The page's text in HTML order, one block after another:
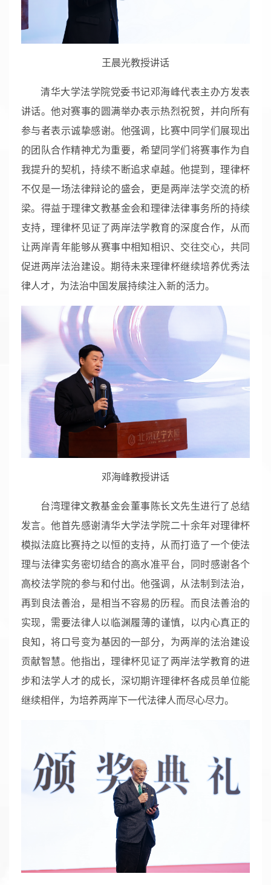
王晨光教授讲话
清华大学法学院党委书记邓海峰代表主办方发表
讲话。他对赛事的圆满举办表示热烈祝贺，并向所有
参与者表示诚挚感谢。他强调，比赛中同学们展现出
的团队合作精神尤为重要，希望同学们将赛事作为自
我提升的契机，持续不断追求卓越。他提到，理律杯
不仅是一场法律辩论的盛会，更是两岸法学交流的桥
梁。得益于理律文教基金会和理律法律事务所的持续
支持，理律杯见证了两岸法学教育的深度合作，从而
让两岸青年能够从赛事中相知相识、交往交心，共同
促进两岸法治建设。期待未来理律杯继续培养优秀法
律人才，为法治中国发展持续注入新的活力。
邓海峰教授讲话
台湾理律文教基金会董事陈长文先生进行了总结
发言。他首先感谢清华大学法学院二十余年对理律杯
模拟法庭比赛持之以恒的支持，从而打造了一个使法
理与法律实务密切结合的高水准平台，同时感谢各个
高校法学院的参与和付出。他强调，从法制到法治，
再到良法善治，是相当不容易的历程。而良法善治的
实现，需要法律人以临渊履薄的谨慎，以内心真正的
良知，将口号变为基因的一部分，为两岸的法治建设
贡献智慧。他指出，理律杯见证了两岸法学教育的进
步和法学人才的成长，深切期许理律杯各成员单位能
继续相伴，为培养两岸下一代法律人而尽心尽力。